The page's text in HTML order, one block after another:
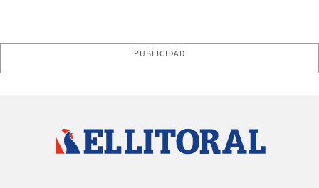
PUBLICIDAD